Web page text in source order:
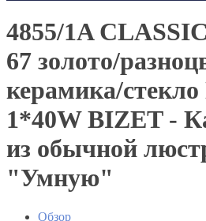
4855/1A
67 золото/
керамика/
1*40W BIZET -
из обычной
"Умную"
Обзор